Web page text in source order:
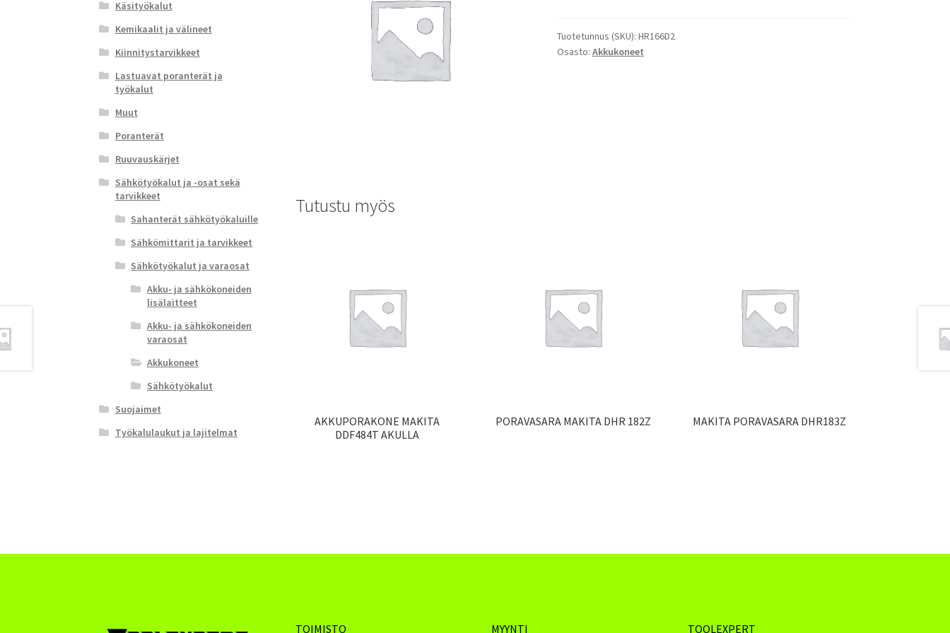
Tuotetunnus (SKU): HR166D2
Osasto: Akkukoneet
Tutustu myös
AKKUPORAKONE MAKITA
DDF484T AKULLA
PORAVASARA MAKITA DHR 182Z MAKITA PORAVASARA DHR183Z
Käsityökalut
Kemikaalit ja välineet
Kiinnitystarvikkeet
Lastuavat poranterät ja
työkalut
Muut
Poranterät
Ruuvauskärjet
Sähkötyökalut ja -osat sekä
tarvikkeet
Sahanterät sähkötyökaluille
Sähkömittarit ja tarvikkeet
Sähkötyökalut ja varaosat
Akku- ja sähkökoneiden
lisälaitteet
Akku- ja sähkökoneiden
varaosat
Akkukoneet
Sähkötyökalut
Suojaimet
Työkalulaukut ja lajitelmat
TOIMISTO MYYNTI TOOLEXPERT